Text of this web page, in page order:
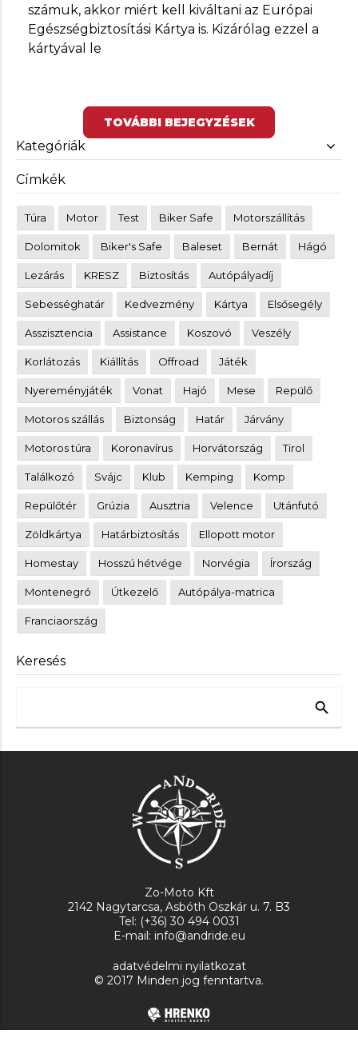
számuk, akkor miért kell kiváltani az Európai
Egészségbiztosítási Kártya is. Kizárólag ezzel a
kártyával le
TOVÁBBI BEJEGYZÉSEK
Kategóriák
Címkék
Túra Motor Test Biker Safe Motorszállítás
Dolomitok Biker's Safe Baleset Bernát Hágó
Lezárás KRESZ Biztosítás Autópályadíj
Sebességhatár Kedvezmény Kártya Elsősegély
Asszisztencia Assistance Koszovó Veszély
Korlátozás Kiállítás Offroad Játék
Nyereményjáték Vonat Hajó Mese Repülő
Motoros szállás Biztonság Határ Járvány
Motoros túra Koronavírus Horvátország Tirol
Találkozó Svájc Klub Kemping Komp
Repülőtér Grúzia Ausztria Velence Utánfutó
Zöldkártya Határbiztosítás Ellopott motor
Homestay Hosszú hétvége Norvégia Írország
Montenegró Útkezelő Autópálya-matrica
Franciaország
Keresés
search
Zo-Moto Kft
2142 Nagytarcsa, Asbóth Oszkár u. 7. B3
Tel: (+36) 30 494 0031
E-mail: info@andride.eu
adatvédelmi nyilatkozat
© 2017 Minden jog fenntartva.